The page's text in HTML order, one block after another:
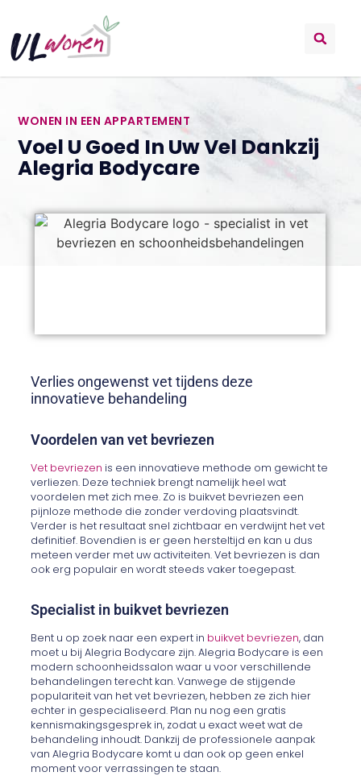
WONEN IN EEN APPARTEMENT
Voel U Goed In Uw Vel Dankzij
Alegria Bodycare
Verlies ongewenst vet tijdens deze
innovatieve behandeling
Voordelen van vet bevriezen
Vet bevriezen is een innovatieve methode om gewicht te
verliezen. Deze techniek brengt namelijk heel wat
voordelen met zich mee. Zo is buikvet bevriezen een
pijnloze methode die zonder verdoving plaatsvindt.
Verder is het resultaat snel zichtbaar en verdwijnt het vet
definitief. Bovendien is er geen hersteltijd en kan u dus
meteen verder met uw activiteiten. Vet bevriezen is dan
ook erg populair en wordt steeds vaker toegepast.
Specialist in buikvet bevriezen
Bent u op zoek naar een expert in buikvet bevriezen, dan
moet u bij Alegria Bodycare zijn. Alegria Bodycare is een
modern schoonheidssalon waar u voor verschillende
behandelingen terecht kan. Vanwege de stijgende
populariteit van het vet bevriezen, hebben ze zich hier
echter in gespecialiseerd. Plan nu nog een gratis
kennismakingsgesprek in, zodat u exact weet wat de
behandeling inhoudt. Dankzij de professionele aanpak
van Alegria Bodycare komt u dan ook op geen enkel
moment voor verrassingen te staan.